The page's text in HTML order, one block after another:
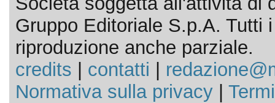
Gruppo Editoriale S.p.A. Tutti
riproduzione anche parziale.
credits
contatti
Normativa sulla privacy|